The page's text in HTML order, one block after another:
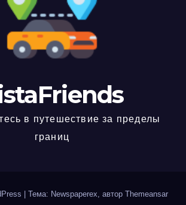
в путешествие за пределы
границ
Тема: Newspaperex, автор Themeansar